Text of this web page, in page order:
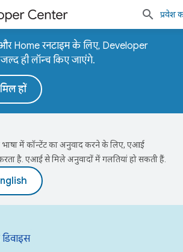
प्रवेश
Home रनटाइम के लिए, Developer
ही लॉन्च किए जाएंगे.
हों
में कॉन्टेंट का अनुवाद करने के लिए, एआई
है. एआई से मिले अनुवादों में गलतियां हो सकती हैं.